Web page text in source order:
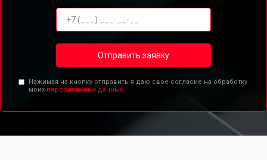
Отправить заявку
Нажимая на кнопку отправить я даю свое согласие на обработку
моих персональных данных.